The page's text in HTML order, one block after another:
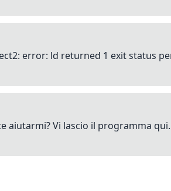
error: ld returned 1 exit status
aiutarmi? Vi lascio il programma